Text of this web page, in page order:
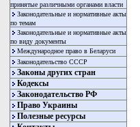
принятые различными органами власти
Законодательные и нормативные акты
по темам
Законодательные и нормативные акты
по виду документы
Международное право в Беларуси
Законодательство СССР
Законы других стран
Кодексы
Законодательство РФ
Право Украины
Полезные ресурсы